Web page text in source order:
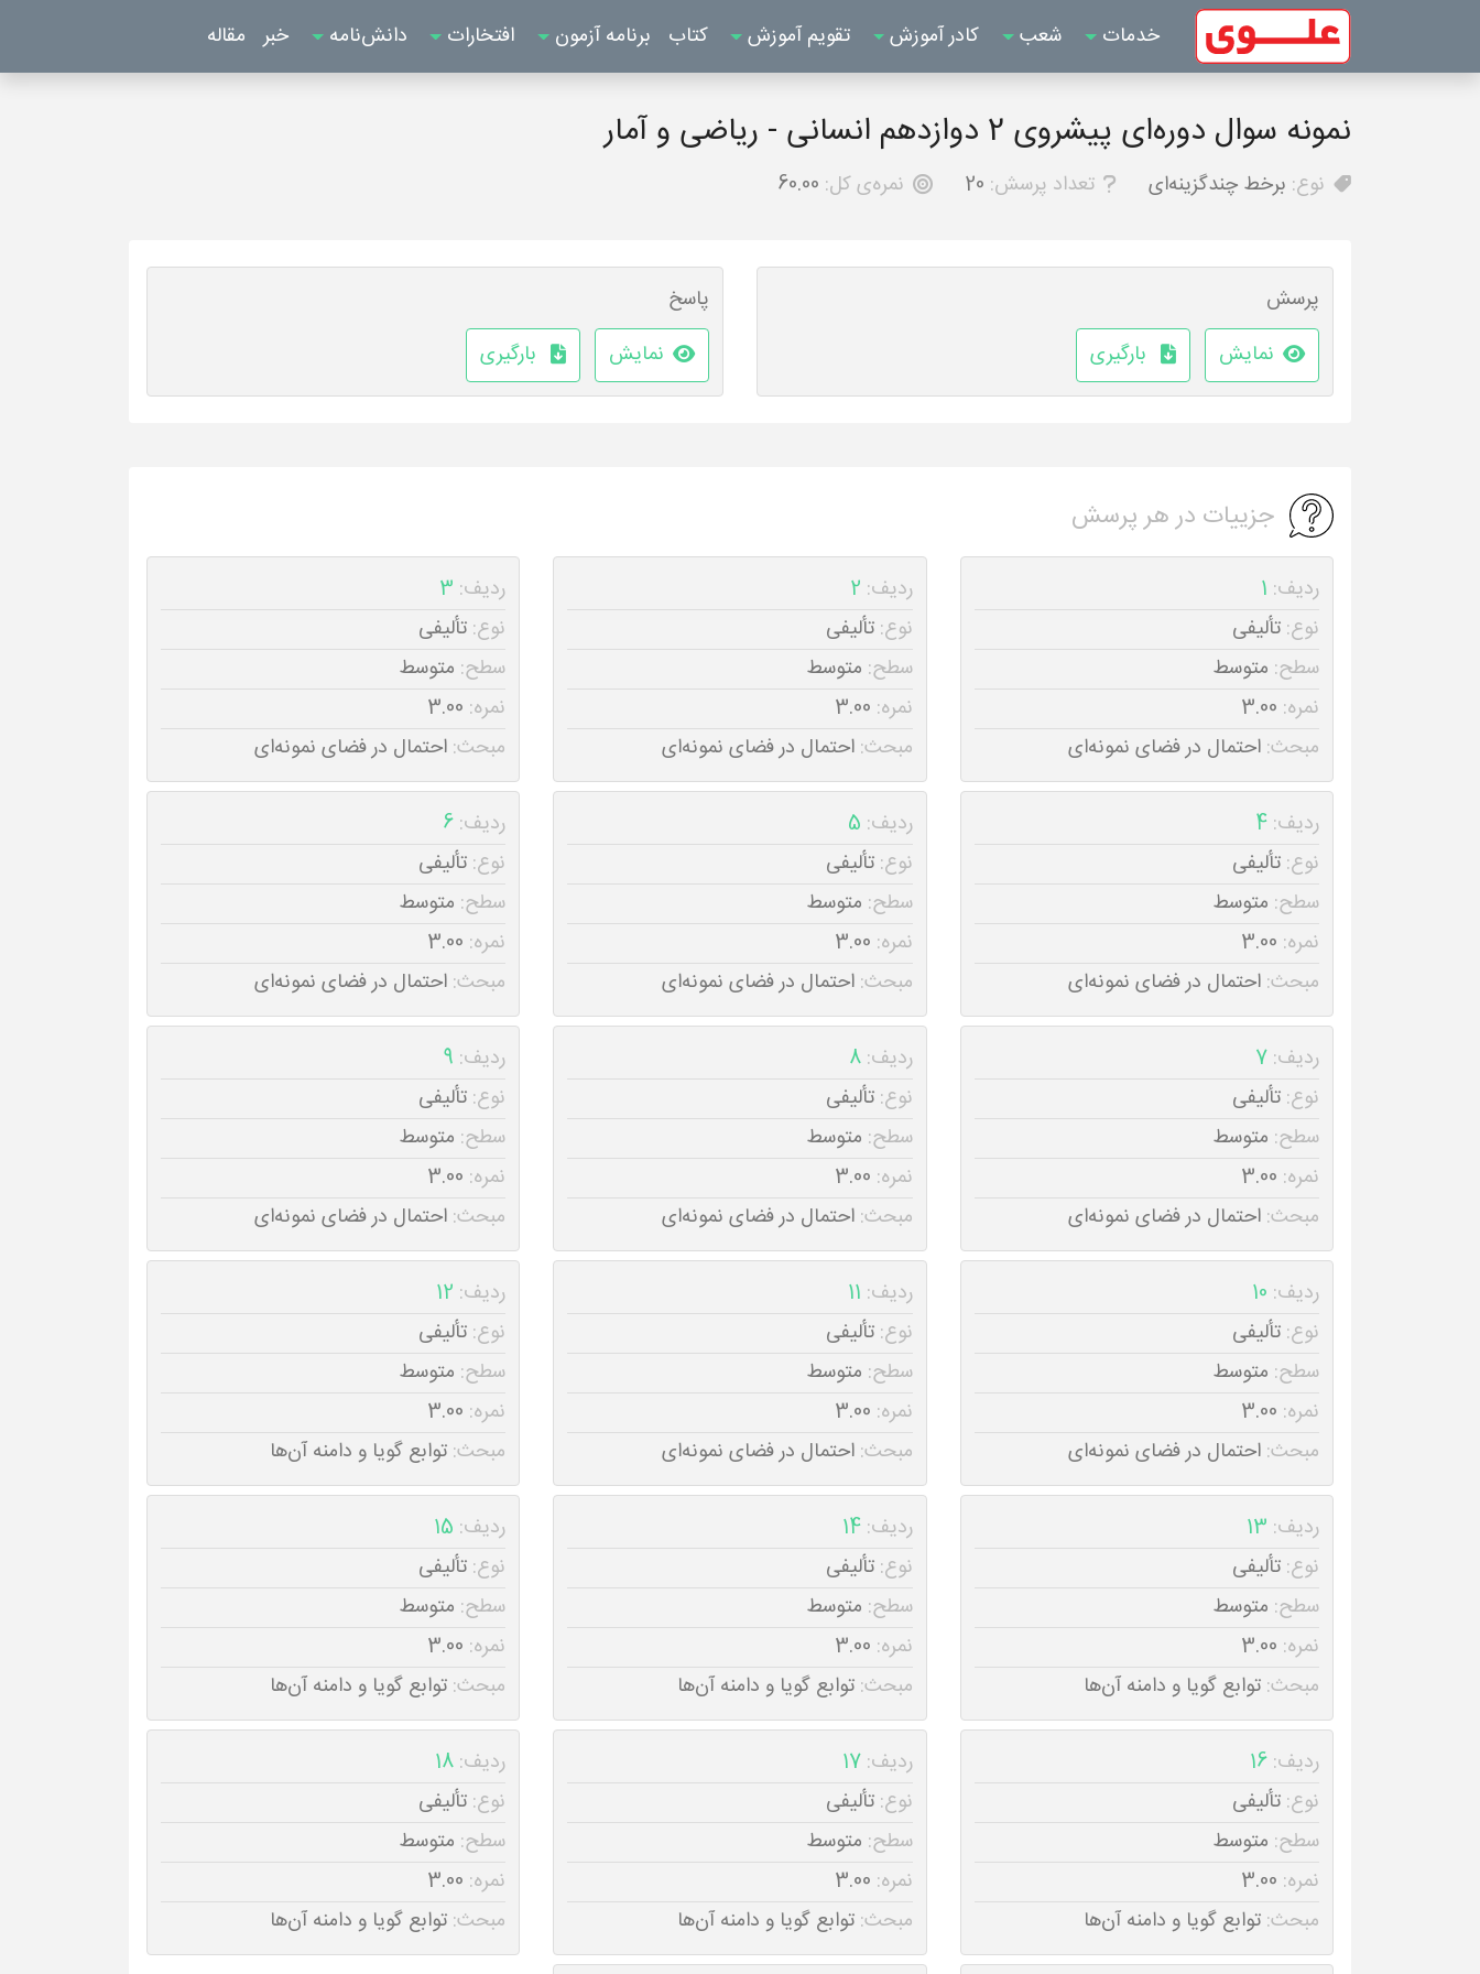
خدمات شعب کادر آموزش تقویم آموزش کتاب برنامه آزمون افتخارات دانش‌نامه خبر مقاله
نمونه سوال دوره‌ای پیشروی 2 دوازدهم انسانی - ریاضی و آمار
نوع: برخط چندگزینه‌ای تعداد پرسش: 20 نمره‌ی کل: 60.00
پرسش
نمایش
بارگیری
پاسخ
نمایش
بارگیری
جزییات در هر پرسش
ردیف: 1
نوع: تألیفی
سطح: متوسط
نمره: 3.00
مبحث: احتمال در فضای نمونه‌ای
ردیف: 2
نوع:تألیفی
سطح: متوسط
نمره: 3.00
مبحث:احتمال در فضای نمونه‌ای
ردیف: 3
نوع: تألیفی
سطح: متوسط
نمره: 3.00
مبحث: احتمال در فضای نمونه‌ای
ردیف: 4
نوع: تألیفی
سطح: متوسط
نمره: 3.00
مبحث: احتمال در فضای نمونه‌ای
ردیف: 5
نوع:تألیفی
سطح: متوسط
نمره: 3.00
مبحث:احتمال در فضای نمونه‌ای
ردیف: 6
نوع: تألیفی
سطح: متوسط
نمره: 3.00
مبحث: احتمال در فضای نمونه‌ای
ردیف: 7
نوع: تألیفی
سطح: متوسط
نمره: 3.00
مبحث: احتمال در فضای نمونه‌ای
ردیف:8
نوع:تألیفی
سطح: متوسط
نمره: 3.00
مبحث:احتمال در فضای نمونه‌ای
ردیف: 9
نوع: تألیفی
سطح: متوسط
نمره: 3.00
مبحث: احتمال در فضای نمونه‌ای
ردیف: 10
نوع: تألیفی
سطح: متوسط
نمره: 3.00
مبحث: احتمال در فضای نمونه‌ای
ردیف: 11
نوع:تألیفی
سطح: متوسط
نمره: 3.00
مبحث:احتمال در فضای نمونه‌ای
ردیف: 12
نوع: تألیفی
سطح: متوسط
نمره: 3.00
مبحث: توابع گویا و دامنه آن‌ها
ردیف: 13
نوع: تألیفی
سطح: متوسط
نمره: 3.00
مبحث: توابع گویا و دامنه آن‌ها
ردیف:14
نوع:تألیفی
سطح: متوسط
نمره: 3.00
مبحث:توابع گویا و دامنه آن‌ها
ردیف: 15
نوع: تألیفی
سطح: متوسط
نمره: 3.00
مبحث: توابع گویا و دامنه آن‌ها
ردیف: 16
نوع: تألیفی
سطح: متوسط
نمره: 3.00
مبحث: توابع گویا و دامنه آن‌ها
ردیف:17
نوع:تألیفی
سطح: متوسط
نمره: 3.00
مبحث:توابع گویا و دامنه آن‌ها
ردیف: 18
نوع: تألیفی
سطح: متوسط
نمره: 3.00
مبحث: توابع گویا و دامنه آن‌ها